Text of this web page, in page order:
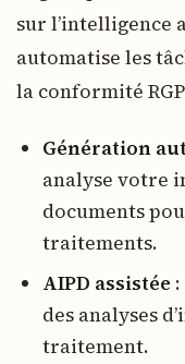
sur l’intelligence
automatise les
la conformité
Génération
analyse votre
documents
traitements.
AIPD assistée
des analyses
traitement.